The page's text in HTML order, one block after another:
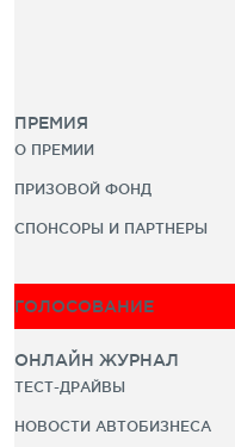
ПРЕМИЯ
О ПРЕМИИ
ПРИЗОВОЙ ФОНД
СПОНСОРЫ И ПАРТНЕРЫ
ГОЛОСОВАНИЕ
ОНЛАЙН ЖУРНАЛ
ТЕСТ-ДРАЙВЫ
НОВОСТИ АВТОБИЗНЕСА